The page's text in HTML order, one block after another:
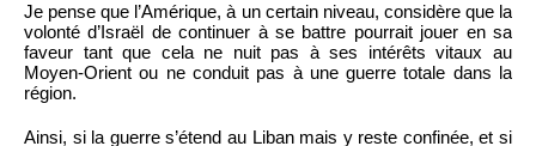
Je pense que l’Amérique, à un certain niveau, considère que la
volonté d’Israël de continuer à se battre pourrait jouer en sa
faveur tant que cela ne nuit pas à ses intérêts vitaux au
Moyen-Orient ou ne conduit pas à une guerre totale dans la
région.
Ainsi, si la guerre s’étend au Liban mais y reste confinée, et si